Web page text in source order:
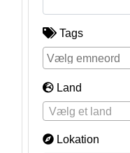
Tags
Land
Vælg et land
Lokation